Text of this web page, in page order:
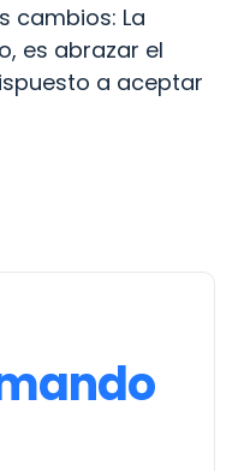
cambios: La
es abrazar el
a aceptar